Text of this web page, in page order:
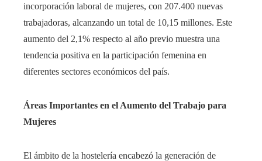
incorporación laboral de mujeres, con 207.400 nuevas
trabajadoras, alcanzando un total de 10,15 millones. Este
aumento del 2,1% respecto al año previo muestra una
tendencia positiva en la participación femenina en
diferentes sectores económicos del país.
Áreas Importantes en el Aumento del Trabajo para
Mujeres
El ámbito de la hostelería encabezó la generación de